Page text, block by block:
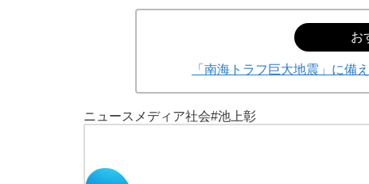
お
「南海トラフ巨大地震」に備
ニュース メディア社会#池上彰